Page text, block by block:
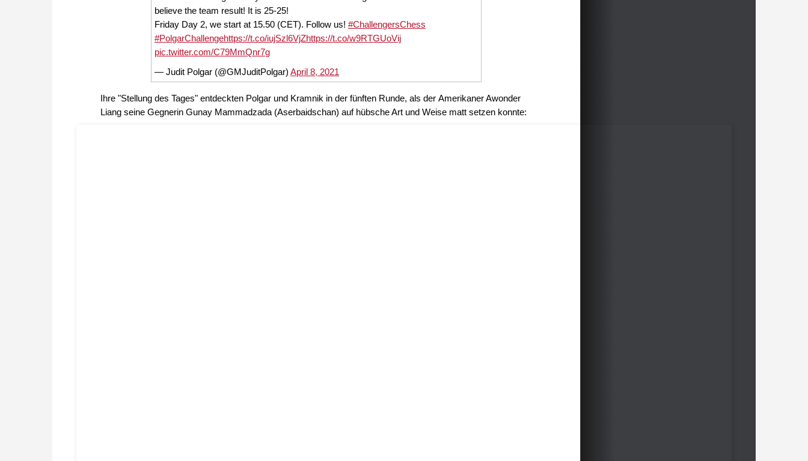
believe the team result! It is 25-25!
Friday Day 2, we start at 15.50 (CET). Follow us!#ChallengersChess
#PolgarChallengehttps://t.co/iujSzl6VjZhttps://t.co/w9RTGUoVij
pic.twitter.com/C79MmQnr7g
— Judit Polgar (@GMJuditPolgar)April 8, 2021
Ihre "Stellung des Tages" entdeckten Polgar und Kramnik in der fünften Runde, als der Amerikaner Awonder
Liang seine Gegnerin Gunay Mammadzada (Aserbaidschan) auf hübsche Art und Weise matt setzen konnte: